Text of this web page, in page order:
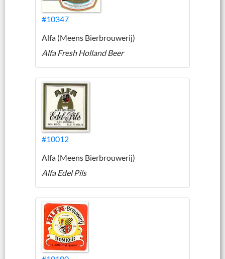
#10347
Alfa (Meens Bierbrouwerij)
Alfa Fresh Holland Beer
#10012
Alfa (Meens Bierbrouwerij)
Alfa Edel Pils